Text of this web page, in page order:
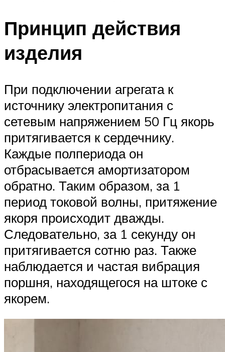
Принцип действия
изделия
При подключении агрегата к
источнику электропитания с
сетевым напряжением 50 Гц якорь
притягивается к сердечнику.
Каждые полпериода он
отбрасывается амортизатором
обратно. Таким образом, за 1
период токовой волны, притяжение
якоря происходит дважды.
Следовательно, за 1 секунду он
притягивается сотню раз. Также
наблюдается и частая вибрация
поршня, находящегося на штоке с
якорем.